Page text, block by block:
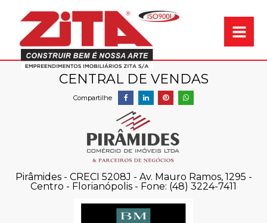
Garantia de
CENTRAL DE VENDAS
Pirâmides - CRECI 5208J - Av. Mauro Ramos, 1295 -
Centro - Florianópolis - Fone: (48) 3224-7411